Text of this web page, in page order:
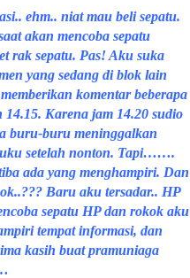
ehm.. niat mau beli sepatu.
akan mencoba sepatu
rak sepatu. Pas! Aku suka
yang sedang di blok lain
komentar beberapa
Karena jam 14.20 sudio
buru-buru meninggalkan
setelah nonton. Tapi…….
ada yang menghampiri. Dan
Baru aku tersadar.. HP
sepatu HP dan rokok aku
tempat informasi, dan
kasih buat pramuniaga